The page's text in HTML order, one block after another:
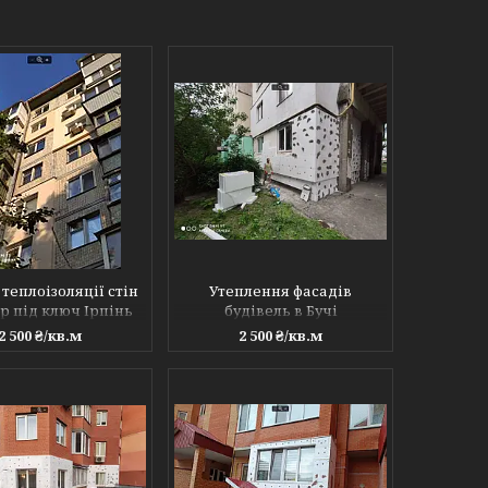
стін
під ключ Ірпінь
2 500 ₴/кв.м
Утеплення фасадів
будівель в Бучі
2 500 ₴/кв.м